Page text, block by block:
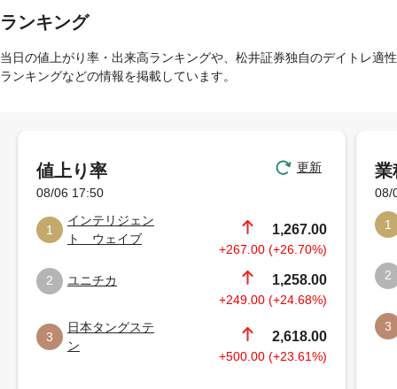
ランキング
当日の値上がり率・出来高ランキングや、松井証券独自のデイトレ適性
ランキングなどの情報を掲載しています。